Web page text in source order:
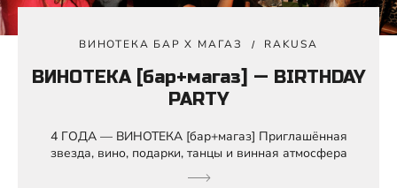
ВИНОТЕКА БАР Х МАГАЗ RAKUSA
ВИНОТЕКА [бар+магаз] — BIRTHDAY
PARTY
4 ГОДА — ВИНОТЕКА [бар+магаз] Приглашённая
звезда, вино, подарки, танцы и винная атмосфера